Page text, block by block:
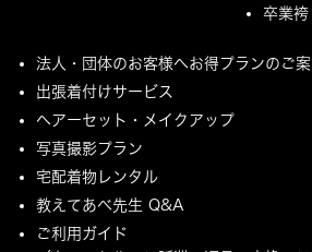
卒業袴
法人・団体のお客様へお得プランのご
出張着付けサービス
ヘアーセット・メイクアップ
写真撮影プラン
宅配着物レンタル
教えてあべ先生 Q&A
ご利用ガイド